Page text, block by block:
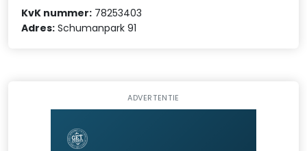
KvK nummer: 78253403
Adres: Schumanpark 91
ADVERTENTIE